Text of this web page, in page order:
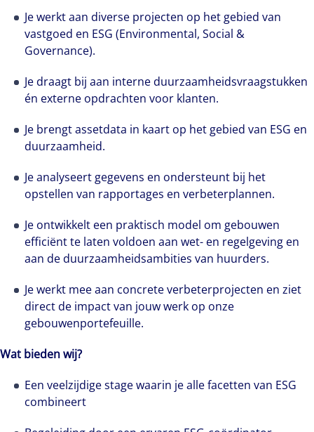
Je werkt aan diverse projecten op het gebied van
vastgoed en ESG (Environmental, Social &
Governance).
Je draagt bij aan interne duurzaamheidsvraagstukken
én externe opdrachten voor klanten.
Je brengt assetdata in kaart op het gebied van ESG en
duurzaamheid.
Je analyseert gegevens en ondersteunt bij het
opstellen van rapportages en verbeterplannen.
Je ontwikkelt een praktisch model om gebouwen
efficiënt te laten voldoen aan wet- en regelgeving en
aan de duurzaamheidsambities van huurders.
Je werkt mee aan concrete verbeterprojecten en ziet
direct de impact van jouw werk op onze
gebouwenportefeuille.
Wat bieden wij?
Een veelzijdige stage waarin je alle facetten van ESG
combineert